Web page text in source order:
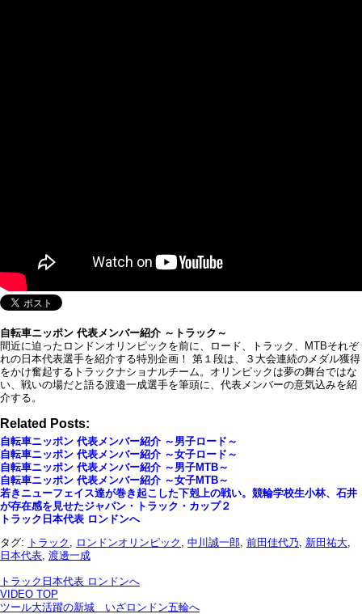
自転車ニッポン 代表メンバー紹介 ～トラック～
間近に迫ったロンドンオリンピックを前に、ロード、トラック、MTBそれぞ
れの日本代表選手を紹介する特別企画！ 第１段は、３大会連続のメダル獲得
をかけ奮起するトラックナショナルチーム。オリンピックは夢の舞台ではな
い、戦いの場だと語る渡邉一成選手を筆頭に、代表メンバーの意気込みを紹
介する。
Related Posts:
自転車ニッポン 代表メンバー紹介 ～男子ロード～
自転車ニッポン 代表メンバー紹介 ～女子ロード～
自転車ニッポン 代表メンバー紹介 ～男子MTB～
自転車ニッポン 代表メンバー紹介 ～女子MTB～
若きニューフェイス達が巻き起こした下剋上の戦い。競輪学校生小林、石井
が存在感を見せたジャパン・トラック・カップ２
トラック日本代表 ロンドンへ
タグ: トラック ロンドンオリンピック 中川誠一郎 前田佳代乃 新田祐大
日本代表 渡邊一成
トラック日本代表 ロンドンへ
VIDEO TOP
ツール大活躍の新城 いざロンドン五輪へ